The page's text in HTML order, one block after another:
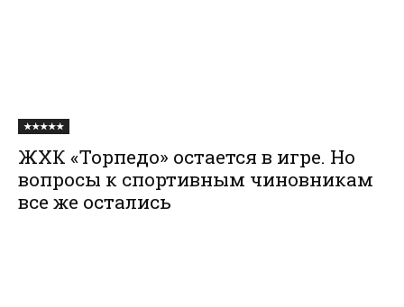
★★★★★
ЖХК «Торпедо» остается в игре. Но
вопросы к спортивным чиновникам
все же остались